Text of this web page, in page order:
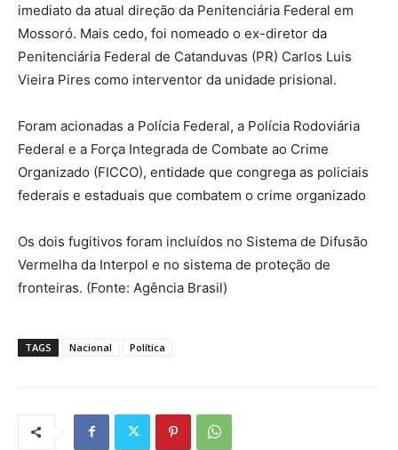
imediato da atual direção da Penitenciária Federal em
Mossoró. Mais cedo, foi nomeado o ex-diretor da
Penitenciária Federal de Catanduvas (PR) Carlos Luis
Vieira Pires como interventor da unidade prisional.
Foram acionadas a Polícia Federal, a Polícia Rodoviária
Federal e a Força Integrada de Combate ao Crime
Organizado (FICCO), entidade que congrega as policiais
federais e estaduais que combatem o crime organizado
Os dois fugitivos foram incluídos no Sistema de Difusão
Vermelha da Interpol e no sistema de proteção de
fronteiras. (Fonte: Agência Brasil)
TAGS Nacional Política